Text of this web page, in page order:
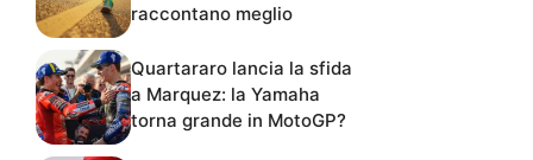
raccontano meglio
Quartararo lancia la sfida
a Marquez: la Yamaha
torna grande in MotoGP?